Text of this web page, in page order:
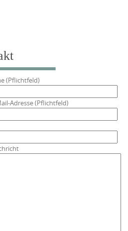
(Pflichtfeld)
Adresse (Pflichtfeld)